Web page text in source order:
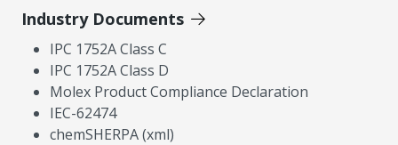
Industry Documents
IPC 1752A Class C
IPC 1752A Class D
Molex Product Compliance Declaration
IEC-62474
chemSHERPA (xml)